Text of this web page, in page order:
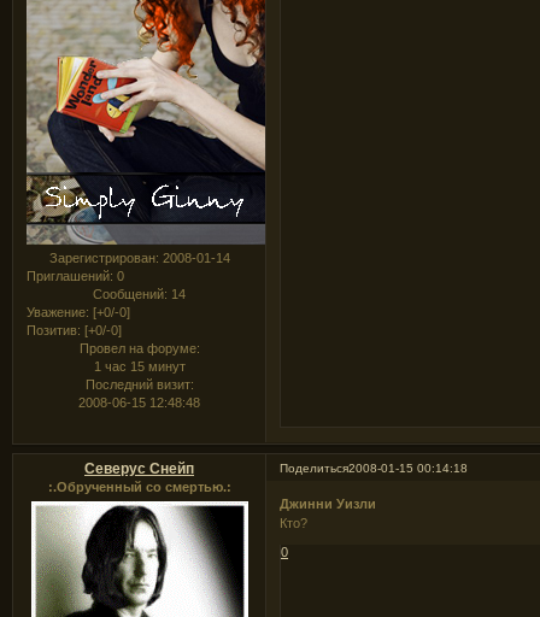
Зарегистрирован: 2008-01-14
Приглашений: 0
Сообщений: 14
Уважение: [+0/-0]
Позитив: [+0/-0]
Провел на форуме:
1 час 15 минут
Последний визит:
2008-06-15 12:48:48
Поделиться2008-01-15 00:14:18
Северус Снейп
:.Обрученный со смертью.:
Джинни Уизли
Кто?
0